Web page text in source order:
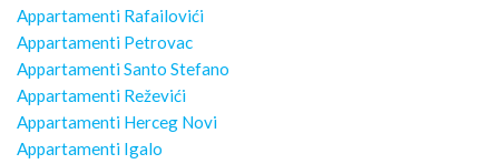
Appartamenti Rafailovići
Appartamenti Petrovac
Appartamenti Santo Stefano
Appartamenti Reževići
Appartamenti Herceg Novi
Appartamenti Igalo